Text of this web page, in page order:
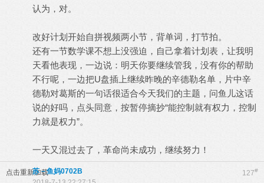
认为，对。
改好计划开始自拼视频两小节，背单词，打节拍。
还有一节数学课不想上没强迫，自己拿着计划表，让我明
天看他表现，一边说：明天你要继续管我，没有你的帮助
不行呢，一边把U盘插上继续昨晚的辛德勒名单，片中辛
德勒对葛斯的一句话很适合今天我们的主题，问鱼儿这话
说的好吗，点头同意，按暂停摘抄“能控制就有权力，控制
力就是权力”。
一天又混过去了，革命尚未成功，继续努力！
点击重新加载 127#
苏－鱼妈0702B